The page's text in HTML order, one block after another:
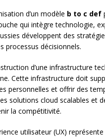
d’un modèle b to c def
qui intègre technologie,
développent des
processus décisionnels.
d’une infrastructure
Cette infrastructure doit
personnelles et offrir des
solutions cloud scalables et
la compétitivité.
utilisateur (UX)